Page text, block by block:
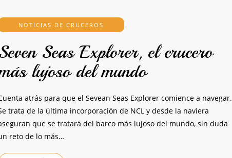
NOTICIAS DE CRUCEROS
Seas Explorer, el crucero
lujoso del mundo
atrás para que el Sevean Seas Explorer comience a navegar.
trata de la última incorporación de NCL y desde la naviera
que se tratará del barco más lujoso del mundo, sin duda
reto de lo más…